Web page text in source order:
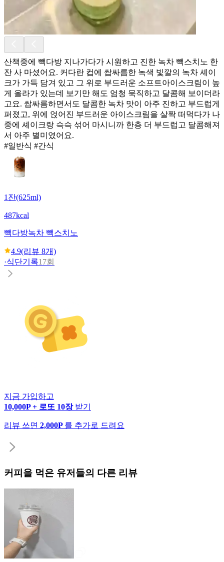
산책중에 빽다방 지나가다가 시원하고 진한 녹차 빽스치노 한
잔 사 마셨어요. 커다란 컵에 쌉싸름한 녹색 빛깔의 녹차 셰이
크가 가득 담겨 있고 그 위로 부드러운 소프트아이스크림이 높
게 올라가 있는데 보기만 해도 엄청 묵직하고 달콤해 보이더라
고요. 쌉싸름하면서도 달콤한 녹차 맛이 아주 진하고 부드럽게
퍼졌고, 위에 얹어진 부드러운 아이스크림을 살짝 떠먹다가 나
중에 셰이크랑 슥슥 섞어 마시니까 한층 더 부드럽고 달콤해져
서 아주 별미였어요.
#일반식 #간식
1잔(625ml)
487kcal
빽다방녹차 빽스치노
4.9(리뷰 8개)
·식단기록17회
지금 가입하고
10,000P + 로또 10장 받기
리뷰 쓰면 2,000P 를 추가로 드려요
커피 을 먹은 유저들의 다른 리뷰